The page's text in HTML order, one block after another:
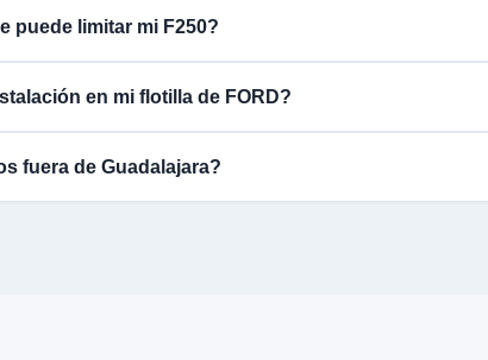
puede limitar mi F250?
en mi flotilla de FORD?
fuera de Guadalajara?